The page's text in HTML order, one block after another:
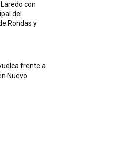
con
del
Rondas y
frente a
Nuevo